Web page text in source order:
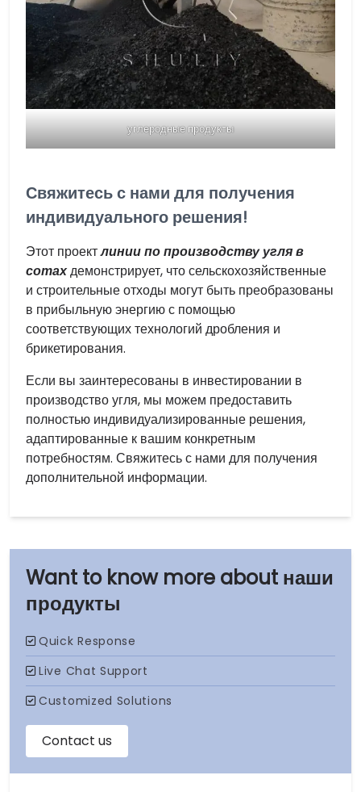
наши
продукты
углеродные продукты
Свяжитесь с нами для получения
индивидуального решения!
Этот проектлинии по производству угля в
сотахдемонстрирует, что сельскохозяйственные
и строительные отходы могут быть преобразованы
в прибыльную энергию с помощью
соответствующих технологий дробления и
брикетирования.
Если вы заинтересованы в инвестировании в
производство угля, мы можем предоставить
полностью индивидуализированные решения,
адаптированные к вашим конкретным
потребностям. Свяжитесь с нами для получения
дополнительной информации.